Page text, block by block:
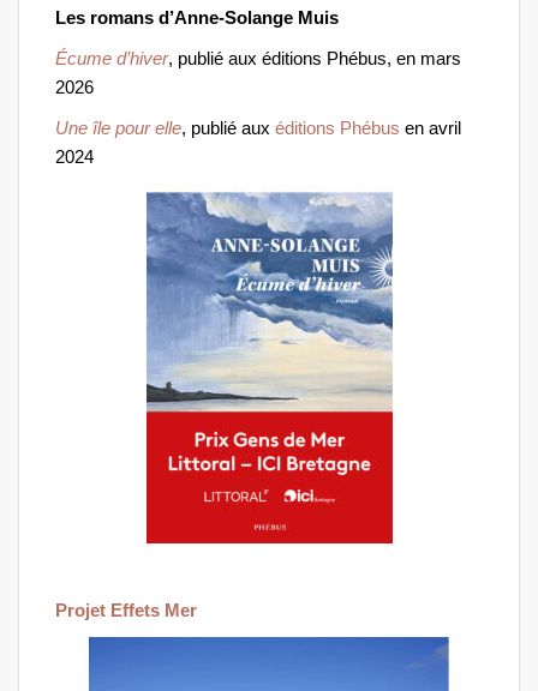
Les romans d’Anne-Solange Muis
Écume d’hiver, publié aux éditions Phébus, en mars
2026
Une île pour elle, publié aux éditions Phébus en avril
2024
Projet Effets Mer